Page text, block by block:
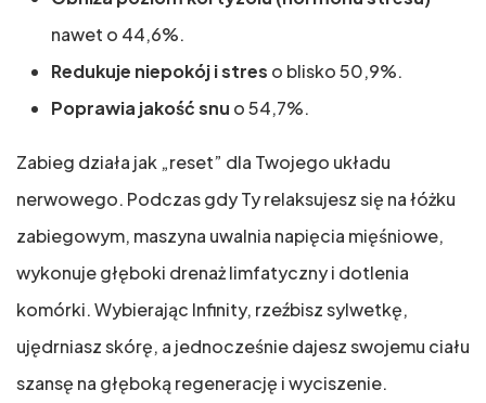
nawet o 44,6%.
Redukuje niepokój i stres o blisko 50,9%.
Poprawia jakość snu o 54,7%.
Zabieg działa jak „reset” dla Twojego układu
nerwowego. Podczas gdy Ty relaksujesz się na łóżku
zabiegowym, maszyna uwalnia napięcia mięśniowe,
wykonuje głęboki drenaż limfatyczny i dotlenia
komórki. Wybierając Infinity, rzeźbisz sylwetkę,
ujędrniasz skórę, a jednocześnie dajesz swojemu ciału
szansę na głęboką regenerację i wyciszenie.